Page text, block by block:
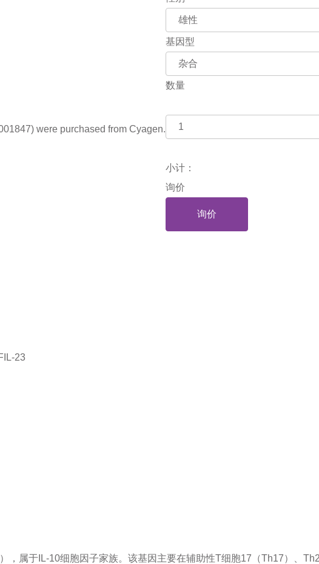
were purchased from Cyagen.
基因型
数量
小计：
询价
询价
23
，属于IL-10细胞因子家族。该基因主要在辅助性T细胞17（Th17）、